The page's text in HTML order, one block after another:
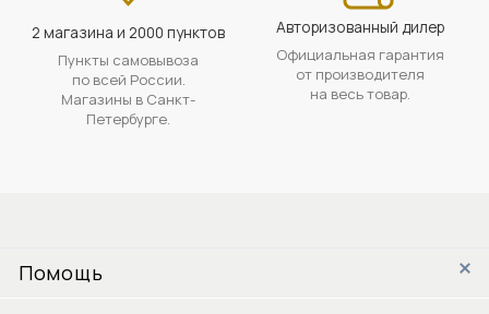
2 магазина и 2000 пунктов
Пункты самовывоза
по всей России.
Магазины в Санкт-
Петербурге.
Авторизованный дилер
Официальная гарантия
от производителя
на весь товар.
Помощь